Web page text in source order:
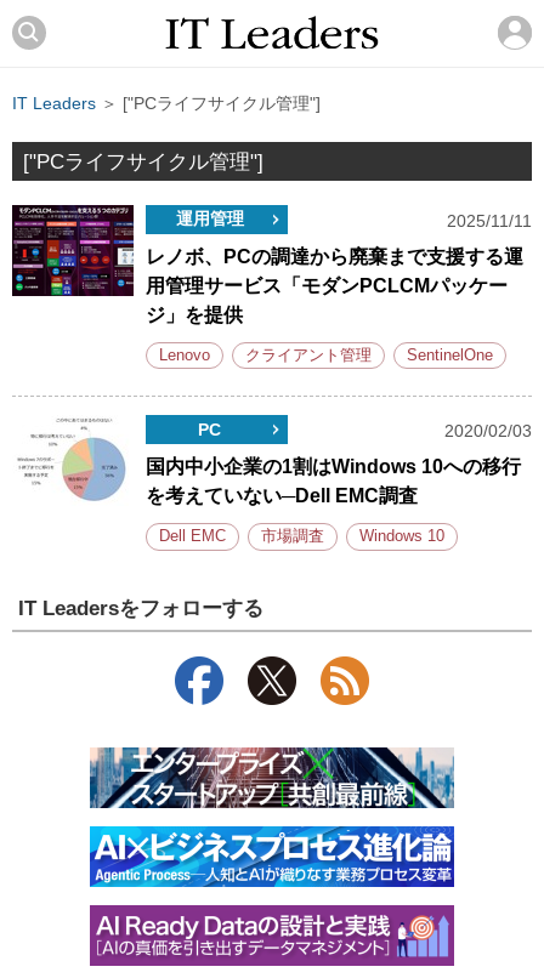
IT Leaders ＞ ["PCライフサイクル管理"]
["PCライフサイクル管理"]
運用管理 2025/11/11
レノボ、PCの調達から廃棄まで支援する運
用管理サービス「モダンPCLCMパッケー
ジ」を提供
Lenovo クライアント管理 SentinelOne
PC 2020/02/03
国内中小企業の1割はWindows 10への移行
を考えていない─Dell EMC調査
Dell EMC 市場調査 Windows 10
IT Leadersをフォローする